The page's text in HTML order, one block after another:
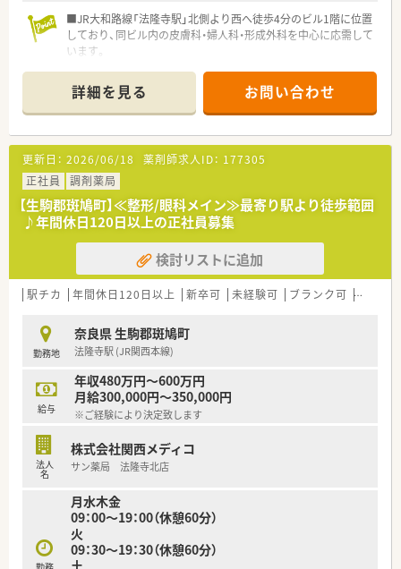
■JR大和路線「法隆寺駅」北側より西へ徒歩4分のビル1階に位置
しており、同ビル内の皮膚科・婦人科・形成外科を中心に応需して
います。
を超える患者様が来局される活気のある店舗です。
■薬剤師は常時3～4名が在籍し、他に医療事務もおり協力し合
いながら効率的に業務を行っています。
・・・こんな法人です・・・
■全国に400店舗以上展開している大手チェーン薬局です。
■全国展開ながら、地域密着の取り組みを大切にしているところ
も特徴です♪
■病院門前2割、クリニック門前/モールが8割の展開です！地域
の方やドクターとしっかりコミュニケーションを取りたい方に
もおすすめです。
■病態研修、医薬品研修、マナー・コミュニケーション研修など
のほか、認定薬剤師取得のための助成制度も設けています。
詳細を見る お問い合わせ
更新日： 2026/06/18 薬剤師求人ID： 177305
正社員
調剤薬局
【生駒郡斑鳩町】≪整形/眼科メイン≫最寄り駅より徒歩範囲
♪年間休日120日以上の正社員募集
検討リストに追加
駅チカ 年間休日120日以上 新卒可 未経験可 ブランク可 高給与
勤務地
奈良県 生駒郡斑鳩町
法隆寺駅 (JR関西本線)
給与
年収480万円～600万円
月給300,000円～350,000円
※ご経験により決定致します
法人
名
株式会社関西メディコ
サン薬局 法隆寺北店
月水木金
09：00～19：00（休憩60分）
火
09：30～19：30（休憩60分）